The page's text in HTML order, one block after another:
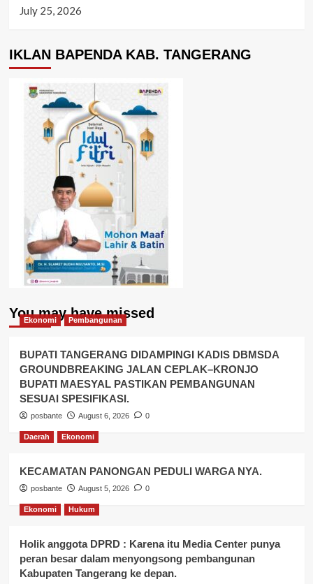
July 25, 2026
IKLAN BAPENDA KAB. TANGERANG
You may have missed
Ekonomi Pembangunan
BUPATI TANGERANG DIDAMPINGI KADIS DBMSDA
GROUNDBREAKING JALAN CEPLAK–KRONJO
BUPATI MAESYAL PASTIKAN PEMBANGUNAN
SESUAI SPESIFIKASI.
posbante August 6, 2026 0
Daerah Ekonomi
KECAMATAN PANONGAN PEDULI WARGA NYA.
posbante August 5, 2026 0
Ekonomi Hukum
Holik anggota DPRD : Karena itu Media Center punya
peran besar dalam menyongsong pembangunan
Kabupaten Tangerang ke depan.